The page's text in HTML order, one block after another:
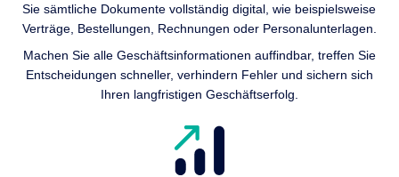
Sie sämtliche Dokumente vollständig digital, wie beispielsweise
Verträge, Bestellungen, Rechnungen oder Personalunterlagen.
Machen Sie alle Geschäftsinformationen auffindbar, treffen Sie
Entscheidungen schneller, verhindern Fehler und sichern sich
Ihren langfristigen Geschäftserfolg.